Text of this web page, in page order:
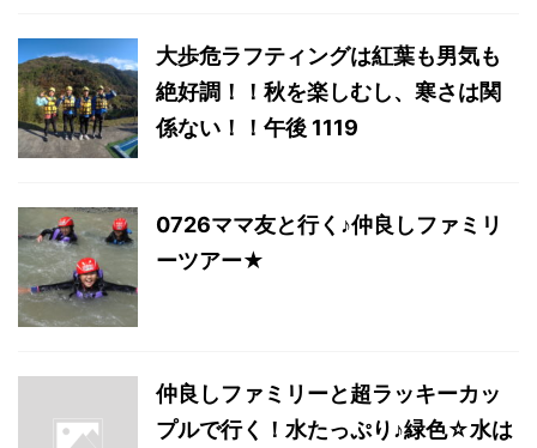
大歩危ラフティングは紅葉も男気も
絶好調！！秋を楽しむし、寒さは関
係ない！！午後 1119
0726ママ友と行く♪仲良しファミリ
ーツアー★
仲良しファミリーと超ラッキーカッ
プルで行く！水たっぷり♪緑色☆水は